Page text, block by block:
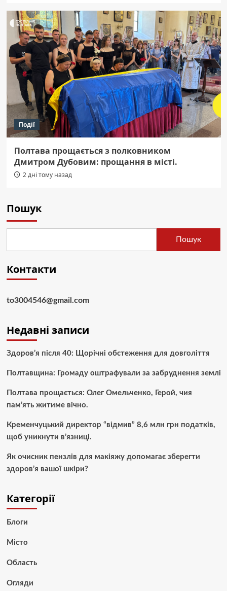
Події
Полтава прощається з полковником
Дмитром Дубовим: прощання в місті.
2 дні тому назад
Пошук
Пошук
Контакти
to3004546@gmail.com
Недавні записи
Здоров’я після 40: Щорічні обстеження для довголіття
Полтавщина: Громаду оштрафували за забруднення землі
Полтава прощається: Олег Омельченко, Герой, чия
пам’ять житиме вічно.
Кременчуцький директор “відмив” 8,6 млн грн податків,
щоб уникнути в’язниці.
Як очисник пензлів для макіяжу допомагає зберегти
здоров’я вашої шкіри?
Категорії
Блоги
Місто
Область
Огляди